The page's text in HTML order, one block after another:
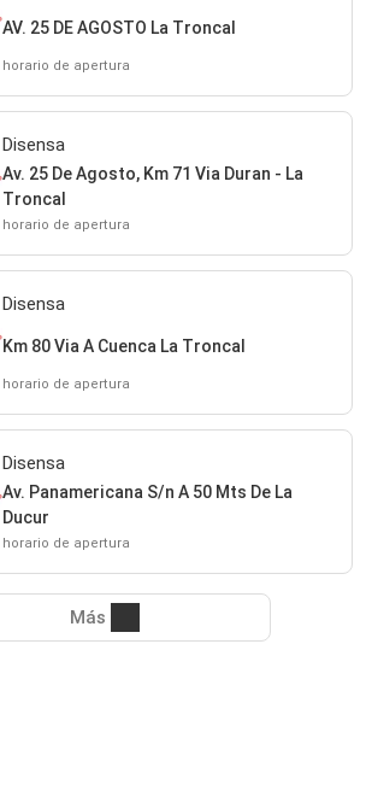
AV. 25 DE AGOSTO La Troncal
horario de apertura
Disensa
Av. 25 De Agosto, Km 71 Via Duran - La
Troncal
horario de apertura
Disensa
Km 80 Via A Cuenca La Troncal
horario de apertura
Disensa
Av. Panamericana S/n A 50 Mts De La
Ducur
horario de apertura
Más